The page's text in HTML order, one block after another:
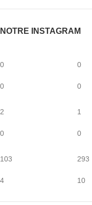
NOTRE INSTAGRAM
0
0
0
0
2
0
1
0
103
4
293
10